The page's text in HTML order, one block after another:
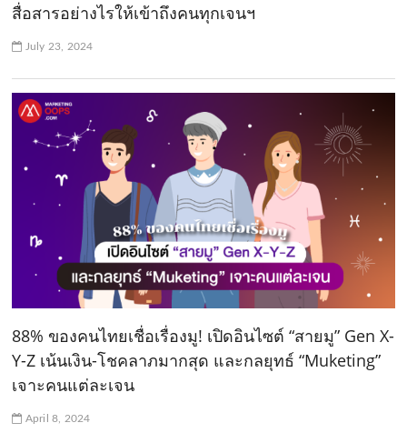
สื่อสารอย่างไรให้เข้าถึงคนทุกเจนฯ
July 23, 2024
88% ของคนไทยเชื่อเรื่องมู! เปิดอินไซต์ “สายมู” Gen X-
Y-Z เน้นเงิน-โชคลาภมากสุด และกลยุทธ์ “Muketing”
เจาะคนแต่ละเจน
April 8, 2024